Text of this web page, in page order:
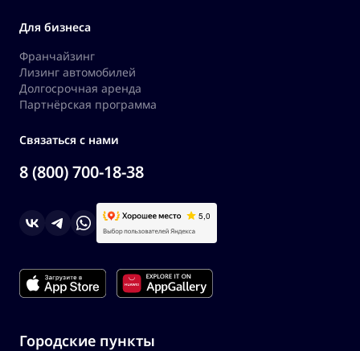
Для бизнеса
Франчайзинг
Лизинг автомобилей
Долгосрочная аренда
Партнёрская программа
Связаться с нами
8 (800) 700-18-38
Городские пункты